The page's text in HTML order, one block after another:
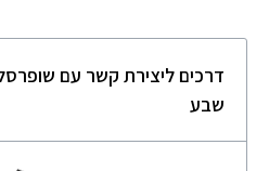
דרכים ליצירת קשר עם
שבע